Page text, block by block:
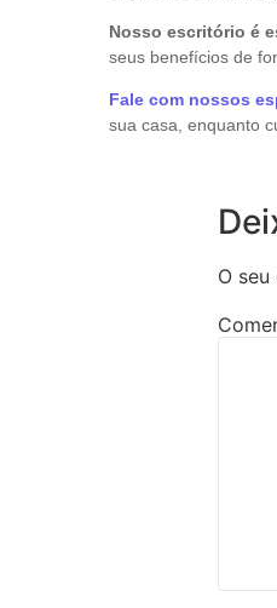
Nosso escritório é
seus benefícios de
Fale com nossos
sua casa, enquanto
O